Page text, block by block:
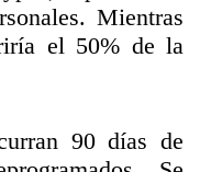
Mientras
el 50% de la
90 días de